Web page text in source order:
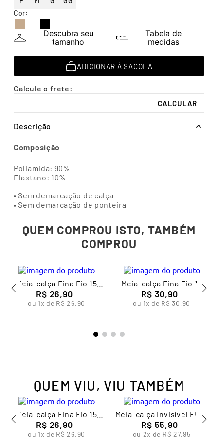
Cor:
Descubra seu
tamanho
Tabela de
medidas
ADICIONAR À SACOLA
Descrição
Composição
Poliamida: 90%
Elastano: 10%
• Sem demarcação de calça
• Sem demarcação de ponteira
QUEM COMPROU ISTO, TAMBÉM
COMPROU
Meia-calça Fina Fio 15
Feminina Lupo
R$ 26,90
ou 1x de R$ 26,90
Meia-calça Fina Fio 15
Feminina Lupo
R$ 30,90
ou 1x de R$ 30,90
QUEM VIU, VIU TAMBÉM
Meia-calça Fina Fio 15
Feminina Lupo
R$ 26,90
ou 1x de R$ 26,90
Meia-calça Invisível Fio 6
Feminina Lupo
R$ 55,90
ou 2x de R$ 27,95
º
sutiã
10º meia masculina